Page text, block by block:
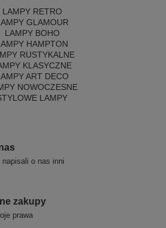
LAMPY RETRO
GLAMOUR
LAMPY BOHO
HAMPTON
RUSTYKALNE
KLASYCZNE
ART DECO
NOWOCZESNE
LAMPY
o nas inni
zakupy
prawa